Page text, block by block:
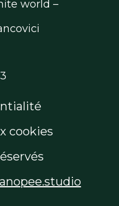
world –
cookies